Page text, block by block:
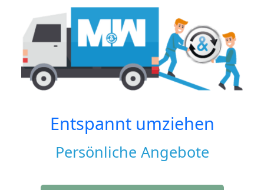
Entspannt umziehen
Persönliche Angebote